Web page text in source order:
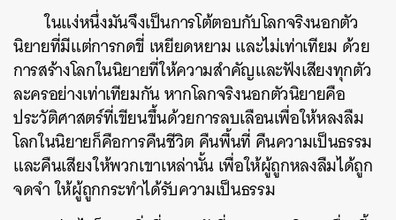
ในแง่หนึ่งมันจึงเป็นการโต้ตอบกับโลกจริงนอกตัว
นิยายที่มีแต่การกดขี่ เหยียดหยาม และไม่เท่าเทียม ด้วย
การสร้างโลกในนิยายที่ให้ความสำคัญและฟังเสียงทุกตัว
ละครอย่างเท่าเทียมกันหากโลกจริงนอกตัวนิยายคือ
ประวัติศาสตร์ที่เขียนขึ้นด้วยการลบเลือนเพื่อให้หลงลืม
โลกในนิยายก็คือการคืนชีวิต คืนพื้นที่ คืนความเป็นธรรม
และคืนเสียงให้พวกเขาเหล่านั้น เพื่อให้ผู้ถูกหลงลืมได้ถูก
จดจำ ให้ผู้ถูกกระทำได้รับความเป็นธรรม